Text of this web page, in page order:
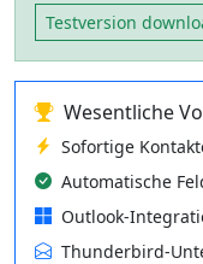
Testversion
Wesentliche
Sofortige
Automatische
Outlook-
Thunderbird-